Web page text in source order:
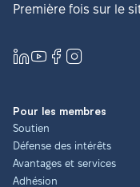
Première fois sur le
Pour les membres
Soutien
Défense des intérêts
Avantages et services
Adhésion